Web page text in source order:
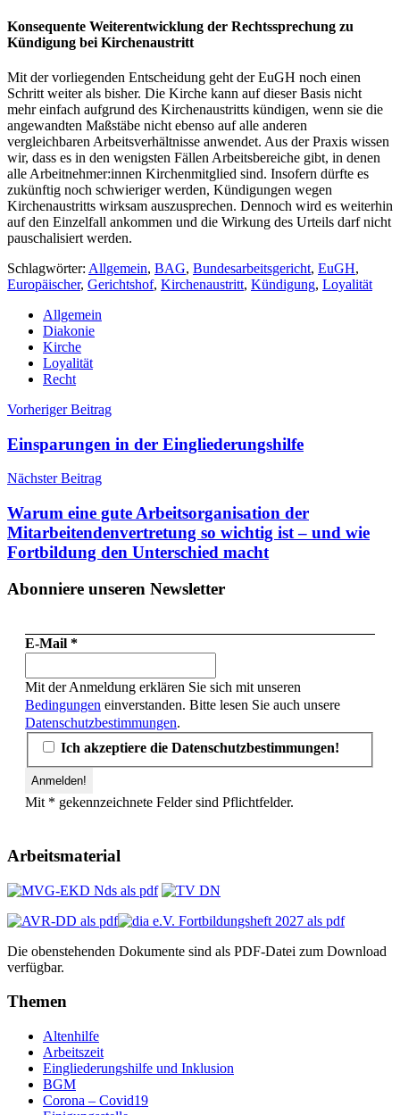
Konsequente Weiterentwicklung der Rechtssprechung zu
Kündigung bei Kirchenaustritt
Mit der vorliegenden Entscheidung geht der EuGH noch einen
Schritt weiter als bisher. Die Kirche kann auf dieser Basis nicht
mehr einfach aufgrund des Kirchenaustritts kündigen, wenn sie die
angewandten Maßstäbe nicht ebenso auf alle anderen
vergleichbaren Arbeitsverhältnisse anwendet. Aus der Praxis wissen
wir, dass es in den wenigsten Fällen Arbeitsbereiche gibt, in denen
alle Arbeitnehmer:innen Kirchenmitglied sind. Insofern dürfte es
zukünftig noch schwieriger werden, Kündigungen wegen
Kirchenaustritts wirksam auszusprechen. Dennoch wird es weiterhin
auf den Einzelfall ankommen und die Wirkung des Urteils darf nicht
pauschalisiert werden.
Schlagwörter: Allgemein, BAG, Bundesarbeitsgericht, EuGH,
Europäischer, Gerichtshof, Kirchenaustritt, Kündigung, Loyalität
Allgemein
Diakonie
Kirche
Loyalität
Recht
Beitragsnavigation
Vorheriger Beitrag
Einsparungen in der Eingliederungshilfe
Nächster Beitrag
Warum eine gute Arbeitsorganisation der
Mitarbeitendenvertretung so wichtig ist – und wie
Fortbildung den Unterschied macht
Abonniere unseren Newsletter
E-Mail *
Mit der Anmeldung erklären Sie sich mit unseren
Bedingungen einverstanden. Bitte lesen Sie auch unsere
Datenschutzbestimmungen.
Ich akzeptiere die Datenschutzbestimmungen!
Mit * gekennzeichnete Felder sind Pflichtfelder.
Arbeitsmaterial
Die obenstehenden Dokumente sind als PDF-Datei zum Download
verfügbar.
Themen
Altenhilfe
Arbeitszeit
Eingliederungshilfe und Inklusion
BGM
Corona – Covid19